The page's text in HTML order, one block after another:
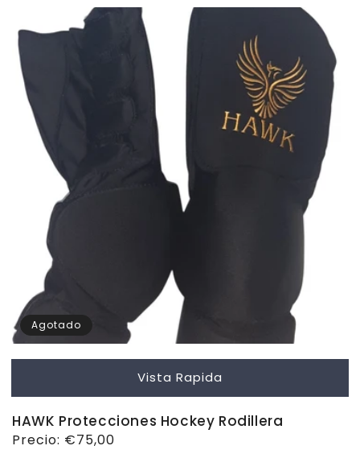
Agotado
Vista Rapida
HAWK Protecciones Hockey Rodillera
Precio
Precio: €75,00